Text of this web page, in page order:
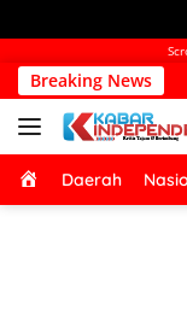
Breaking News
Tingkatkan
Home
Daerah